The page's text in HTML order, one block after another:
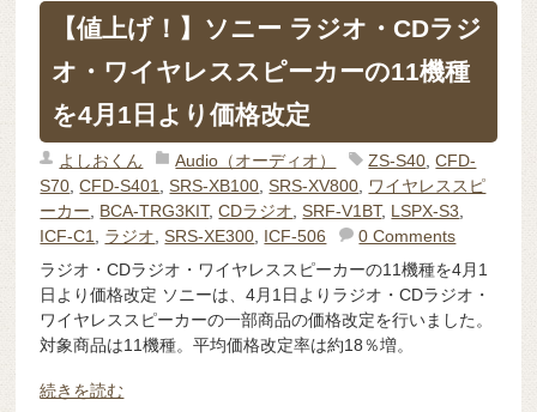
【値上げ！】ソニー ラジオ・CDラジ
オ・ワイヤレススピーカーの11機種
を4月1日より価格改定
よしおくん Audio（オーディオ） ZS-S40,CFD-
S70,CFD-S401,SRS-XB100,SRS-XV800, ワイヤレススピ
ーカー, BCA-TRG3KIT,CDラジオ,SRF-V1BT, LSPX-S3,
ICF-C1, ラジオ,SRS-XE300, ICF-506
0 Comments
ラジオ・CDラジオ・ワイヤレススピーカーの11機種を4月1
日より価格改定 ソニーは、4月1日よりラジオ・CDラジオ・
ワイヤレススピーカーの一部商品の価格改定を行いました。
対象商品は11機種。平均価格改定率は約18％増。
続きを読む